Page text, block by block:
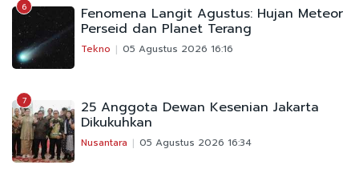
6 Fenomena Langit Agustus: Hujan Meteor
Perseid dan Planet Terang
Tekno 05 Agustus 2026 16:16
7 25 Anggota Dewan Kesenian Jakarta
Dikukuhkan
Nusantara 05 Agustus 2026 16:34